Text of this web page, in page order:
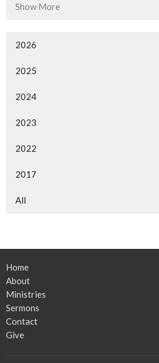
Show More
2026
2025
2024
2023
2022
2017
All
Home
About
Ministries
Sermons
Contact
Give